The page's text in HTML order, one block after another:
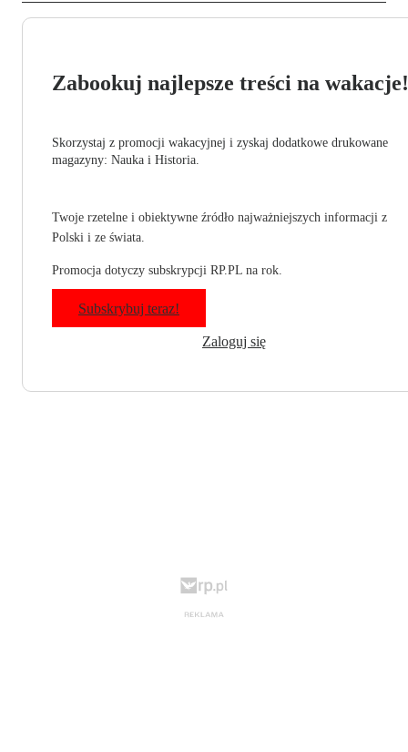
Zabookuj najlepsze treści na wakacje!
Skorzystaj z promocji wakacyjnej i zyskaj dodatkowe drukowane
magazyny: Nauka i Historia.
Twoje rzetelne i obiektywne źródło najważniejszych informacji z
Polski i ze świata.
Promocja dotyczy subskrypcji RP.PL na rok.
Subskrybuj teraz!
Zaloguj się